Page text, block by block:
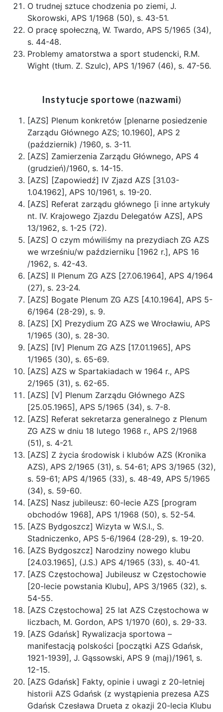
O trudnej sztuce chodzenia po ziemi, J.
Skorowski, APS 1/1968 (50), s. 43-51.
O pracę społeczną, W. Twardo, APS 5/1965 (34),
s. 44-48.
Problemy amatorstwa a sport studencki, R.M.
Wight (tłum. Z. Szulc), APS 1/1967 (46), s. 47-56.
Instytucje sportowe (nazwami)
[AZS] Plenum konkretów [plenarne posiedzenie
Zarządu Głównego AZS; 10.1960], APS 2
(październik) /1960, s. 3-11.
[AZS] Zamierzenia Zarządu Głównego, APS 4
(grudzień)/1960, s. 14-15.
[AZS] [Zapowiedź] IV Zjazd AZS [31.03-
1.04.1962], APS 10/1961, s. 19-20.
[AZS] Referat zarządu głównego [i inne artykuły
nt. IV. Krajowego Zjazdu Delegatów AZS], APS
13/1962, s. 1-25 (72).
[AZS] O czym mówiliśmy na prezydiach ZG AZS
we wrześniu/w październiku [1962 r.], APS 16
/1962, s. 42-43.
[AZS] II Plenum ZG AZS [27.06.1964], APS 4/1964
(27), s. 23-24.
[AZS] Bogate Plenum ZG AZS [4.10.1964], APS 5-
6/1964 (28-29), s. 9.
[AZS] [X] Prezydium ZG AZS we Wrocławiu, APS
1/1965 (30), s. 28-30.
[AZS] [IV] Plenum ZG AZS [17.01.1965], APS
1/1965 (30), s. 65-69.
[AZS] AZS w Spartakiadach w 1964 r., APS
2/1965 (31), s. 62-65.
[AZS] [V] Plenum Zarządu Głównego AZS
[25.05.1965], APS 5/1965 (34), s. 7-8.
[AZS] Referat sekretarza generalnego z Plenum
ZG AZS w dniu 18 lutego 1968 r., APS 2/1968
(51), s. 4-21.
[AZS] Z życia środowisk i klubów AZS (Kronika
AZS), APS 2/1965 (31), s. 54-61; APS 3/1965 (32),
s. 59-61; APS 4/1965 (33), s. 48-49, APS 5/1965
(34), s. 59-60.
[AZS] Nasz jubileusz: 60-lecie AZS [program
obchodów 1968], APS 1/1968 (50), s. 52-54.
[AZS Bydgoszcz] Wizyta w W.S.I., S.
Stadniczenko, APS 5-6/1964 (28-29), s. 19-20.
[AZS Bydgoszcz] Narodziny nowego klubu
[24.03.1965], (J.S.) APS 4/1965 (33), s. 40-41.
[AZS Częstochowa] Jubileusz w Częstochowie
[20-lecie powstania Klubu], APS 3/1965 (32), s.
54-55.
[AZS Częstochowa] 25 lat AZS Częstochowa w
liczbach, M. Gordon, APS 1/1970 (60), s. 29-33.
[AZS Gdańsk] Rywalizacja sportowa –
manifestacją polskości [początki AZS Gdańsk,
1921-1939], J. Gąssowski, APS 9 (maj)/1961, s.
12-15.
[AZS Gdańsk] Fakty, opinie i uwagi z 20-letniej
historii AZS Gdańsk (z wystąpienia prezesa AZS
Gdańsk Czesława Drueta z okazji 20-lecia Klubu